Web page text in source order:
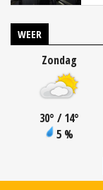
WEER
Zondag
30° / 14°
5 %